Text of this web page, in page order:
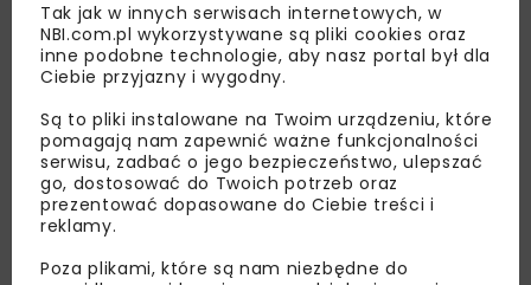
Lubisz wiedzieć więcej?
Tak jak w innych serwisach internetowych, w
NBI.com.pl wykorzystywane są pliki cookies oraz
inne podobne technologie, aby nasz portal był dla
Ciebie przyjazny i wygodny.
Są to pliki instalowane na Twoim urządzeniu, które
pomagają nam zapewnić ważne funkcjonalności
serwisu, zadbać o jego bezpieczeństwo, ulepszać
go, dostosować do Twoich potrzeb oraz
prezentować dopasowane do Ciebie treści i
reklamy.
Poza plikami, które są nam niezbędne do